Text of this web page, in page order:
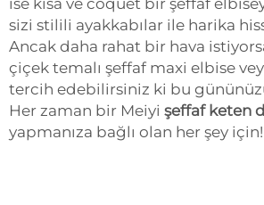
ise kısa ve coquet bir şeffaf
sizi stilili ayakkabılar ile harika
Ancak daha rahat bir hava
çiçek temalı şeffaf maxi elbise
tercih edebilirsiniz ki bu
Her zaman bir Meiyi şeffaf keten
yapmanıza bağlı olan her şey için!